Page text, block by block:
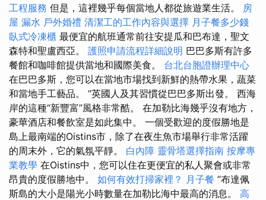
工程服務 但是，這裡幾乎每個當地人都從旅遊業生活。 房
屋 漏水 戶外婚禮 清潔工的工作內容與選擇 月子餐多少錢
臥式冷凍櫃 最便宜的航班通常前往安提瓜和巴布達，聖文
森特和聖盧西亞。 護照申請流程詳細說明 巴巴多斯有許多
餐館和咖啡館提供當地和國際美食。 台北台胞證辦理中心
在巴巴多斯，您可以在當地市場找到新鮮的熱帶水果，蔬菜
和當地手工藝品。 “英國人及其習慣從巴巴多斯出發。 西海
岸的這種“新豐富”風格非常酷。 在加勒比海幾乎沒有地方，
豪華酒店和餐飲室是如此集中。 一個受歡迎的度假勝地是
島上最南端的Oistins市，除了在夜生魚市場舉行非常活躍
的周末外，它的氣氛平靜。 白內障 靈骨塔選擇指南 按摩專
業教學 在Oistins中，您可以住在更便宜的私人聚會或非常
昂貴的度假勝地中。 如何有效打掃家裡？ 月子餐 “布達佩
斯島的大小是陽光小時數量在加勒比海中最高的消息。 高